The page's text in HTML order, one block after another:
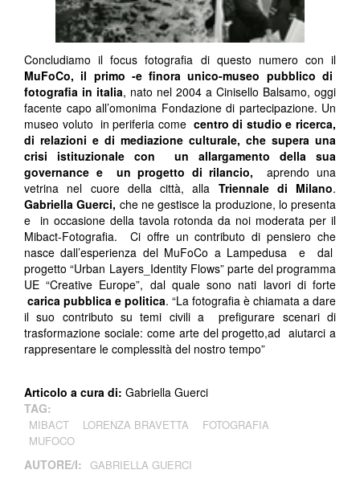
Concludiamo il focus fotografia di questo numero con il
MuFoCo, il primo -e finora unico-museo pubblico di
fotografia in italia, nato nel 2004 a Cinisello Balsamo, oggi
facente capo all’omonima Fondazione di partecipazione. Un
museo voluto in periferia come centro di studio e ricerca,
di relazioni e di mediazione culturale, che supera una
crisi istituzionale con un allargamento della sua
governance e un progetto di rilancio,aprendo una
vetrina nel cuore della città, alla Triennale di Milano.
Gabriella Guerci, che ne gestisce la produzione, lo presenta
e in occasione della tavola rotonda da noi moderata per il
Mibact-Fotografia. Ci offre un contributo di pensiero che
nasce dall’esperienza del MuFoCo a Lampedusa e dal
progetto “Urban Layers_Identity Flows” parte del programma
UE “Creative Europe”, dal quale sono nati lavori di forte
carica pubblica e politica. “La fotografia è chiamata a dare
il suo contributo su temi civili a prefigurare scenari di
trasformazione sociale: come arte del progetto,ad aiutarci a
rappresentare le complessità del nostro tempo”
Articolo a cura di: Gabriella Guerci
TAG:
MIBACT LORENZA BRAVETTA
FOTOGRAFIA
MUFOCO
AUTORE/I: GABRIELLA GUERCI